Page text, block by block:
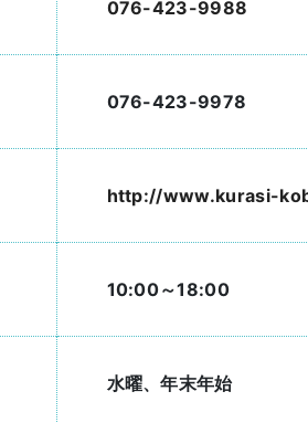
076-423-9988
076-423-9978
http://www.kurasi-
10:00～18:00
水曜、年末年始